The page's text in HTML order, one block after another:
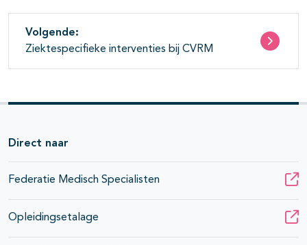
Volgende:
Ziektespecifieke interventies bij CVRM
Direct naar
Federatie Medisch Specialisten
Opleidingsetalage